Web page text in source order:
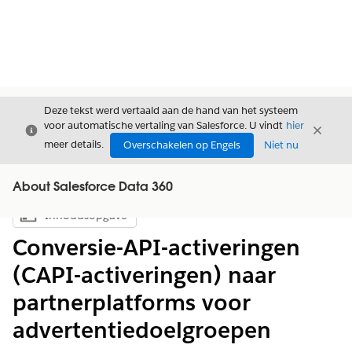
Sluiten
Deze tekst werd vertaald aan de hand van het systeem
voor automatische vertaling van Salesforce. U vindt hier
meer details.
Overschakelen op Engels Niet nu
Sluiten
About Salesforce Data 360
Inhoudsopgave weergeven
Inhoudsopgave
Conversie-API-activeringen
(CAPI-activeringen) naar
partnerplatforms voor
advertentiedoelgroepen